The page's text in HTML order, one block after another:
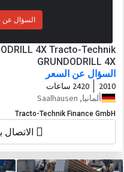
السؤال عن
4X Tracto-Technik
GRUNDODRILL 4X
السؤال عن السعر
2010
2420 ساعات
ألمانيا, Saalhausen
Tracto-Technik Finance GmbH
الاتصال